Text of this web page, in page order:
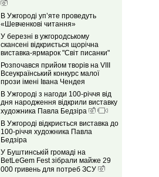
В Ужгороді уп’яте проведуть
«Шевченкові читання»
У березні в ужгородському
скансені відкриється щорічна
виставка-ярмарок "Світ писанки"
Розпочався прийом творів на VІIІ
Всеукраїнський конкурс малої
прози імені Івана Чендея
В Ужгороді з нагоди 100-річчя від
дня народження відкрили виставку
художника Павла Бедзіра
В Ужгороді відкриється виставка до
100-річчя художника Павла
Бедзіра
У Буштинській громаді на
BetLeGem Fest зібрали майже 29
000 гривень для потреб ЗСУ